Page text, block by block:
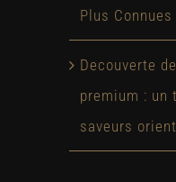
Plus
Decouverte
premium : un
saveurs